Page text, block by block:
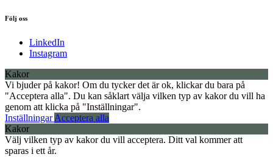
Följ oss
LinkedIn
Instagram
Kakor
Vi bjuder på kakor! Om du tycker det är ok, klickar du bara på
"Acceptera alla". Du kan såklart välja vilken typ av kakor du vill ha
genom att klicka på "Inställningar".
InställningarAcceptera alla
Kakor
Välj vilken typ av kakor du vill acceptera. Ditt val kommer att
sparas i ett år.